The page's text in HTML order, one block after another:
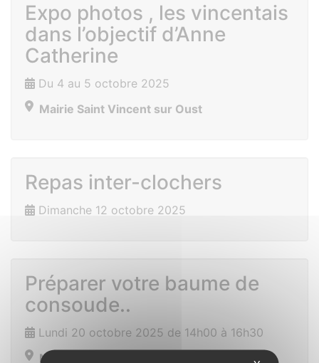
Expo photos , les vincentais
dans l’objectif d’Anne
Catherine
Du 4 au 5 octobre 2025
Mairie Saint Vincent sur Oust
Repas inter-clochers
Dimanche 12 octobre 2025
Préparer votre baume de
consoude..
Lundi 20 octobre 2025 de 14h00 à 16h30
Mairie